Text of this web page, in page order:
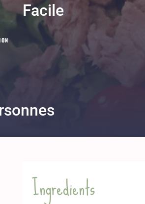
Facile
Ingredients